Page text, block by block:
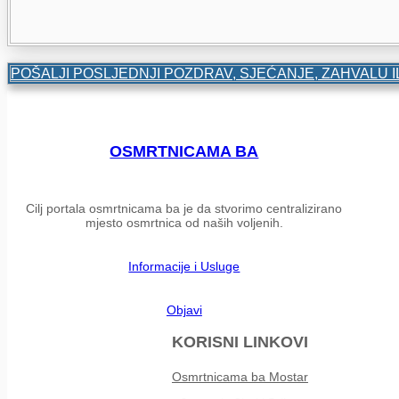
POŠALJI POSLJEDNJI POZDRAV, SJEĆANJE, ZAHVALU
OSMRTNICAMA BA
Cilj portala osmrtnicama ba je da stvorimo centralizirano
mjesto osmrtnica od naših voljenih.
Informacije i Usluge
Objavi
KORISNI LINKOVI
Osmrtnicama ba Mostar